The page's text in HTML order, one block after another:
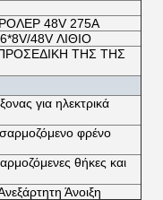
48V 275A
48V ΛΙΘΙΟ
ΤΗΣ ΤΗΣ
για ηλεκτρικά
φρένο
θήκες και
Άνοιξη